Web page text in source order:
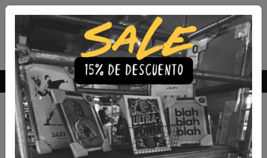
Envío Gratis a todo Chile comprando 3 o más productos